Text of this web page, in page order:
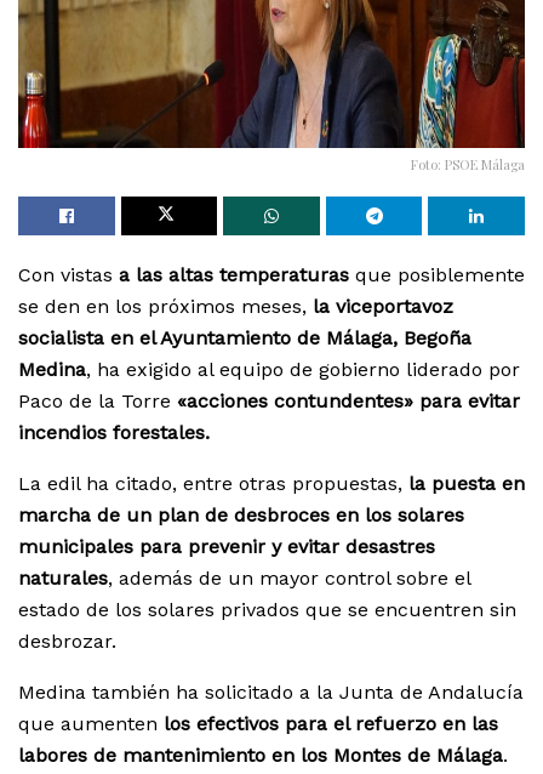
Foto: PSOE Málaga
Con vistas a las altas temperaturas que posiblemente
se den en los próximos meses, la viceportavoz
socialista en el Ayuntamiento de Málaga, Begoña
Medina, ha exigido al equipo de gobierno liderado por
Paco de la Torre «acciones contundentes» para evitar
incendios forestales.
La edil ha citado, entre otras propuestas, la puesta en
marcha de un plan de desbroces en los solares
municipales para prevenir y evitar desastres
naturales, además de un mayor control sobre el
estado de los solares privados que se encuentren sin
desbrozar.
Medina también ha solicitado a la Junta de Andalucía
que aumenten los efectivos para el refuerzo en las
labores de mantenimiento en los Montes de Málaga.